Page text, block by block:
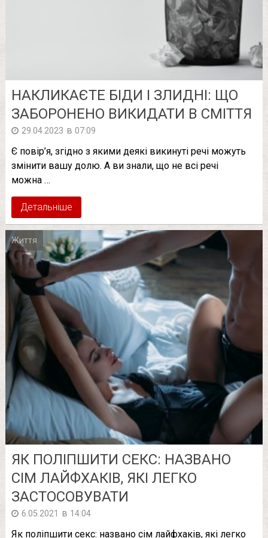
НАКЛИКАЄТЕ БІДИ І ЗЛИДНІ: ЩО
ЗАБОРОНЕНО ВИКИДАТИ В СМІТТЯ
29.04.2023 в 07:09
Є повір’я, згідно з якими деякі викинуті речі можуть
змінити вашу долю. А ви знали, що не всі речі
можна …
Детальніше
Життя
ЯК ПОЛІПШИТИ СЕКС: НАЗВАНО
СІМ ЛАЙФХАКІВ, ЯКІ ЛЕГКО
ЗАСТОСОВУВАТИ
6.05.2021 в 14:04
Як поліпшити секс: названо сім лайфхаків, які легко